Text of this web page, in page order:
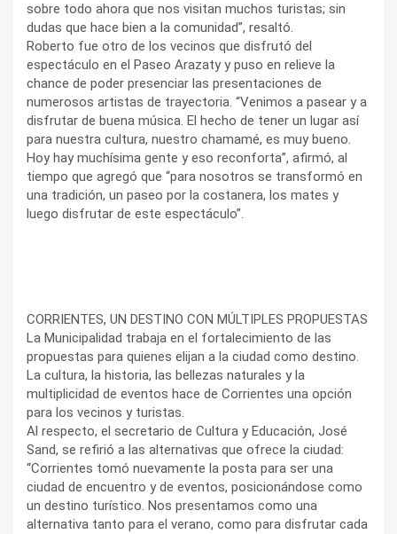
sobre todo ahora que nos visitan muchos turistas; sin
dudas que hace bien a la comunidad”, resaltó.
Roberto fue otro de los vecinos que disfrutó del
espectáculo en el Paseo Arazaty y puso en relieve la
chance de poder presenciar las presentaciones de
numerosos artistas de trayectoria. “Venimos a pasear y a
disfrutar de buena música. El hecho de tener un lugar así
para nuestra cultura, nuestro chamamé, es muy bueno.
Hoy hay muchísima gente y eso reconforta”, afirmó, al
tiempo que agregó que “para nosotros se transformó en
una tradición, un paseo por la costanera, los mates y
luego disfrutar de este espectáculo”.
CORRIENTES, UN DESTINO CON MÚLTIPLES PROPUESTAS
La Municipalidad trabaja en el fortalecimiento de las
propuestas para quienes elijan a la ciudad como destino.
La cultura, la historia, las bellezas naturales y la
multiplicidad de eventos hace de Corrientes una opción
para los vecinos y turistas.
Al respecto, el secretario de Cultura y Educación, José
Sand, se refirió a las alternativas que ofrece la ciudad:
“Corrientes tomó nuevamente la posta para ser una
ciudad de encuentro y de eventos, posicionándose como
un destino turístico. Nos presentamos como una
alternativa tanto para el verano, como para disfrutar cada